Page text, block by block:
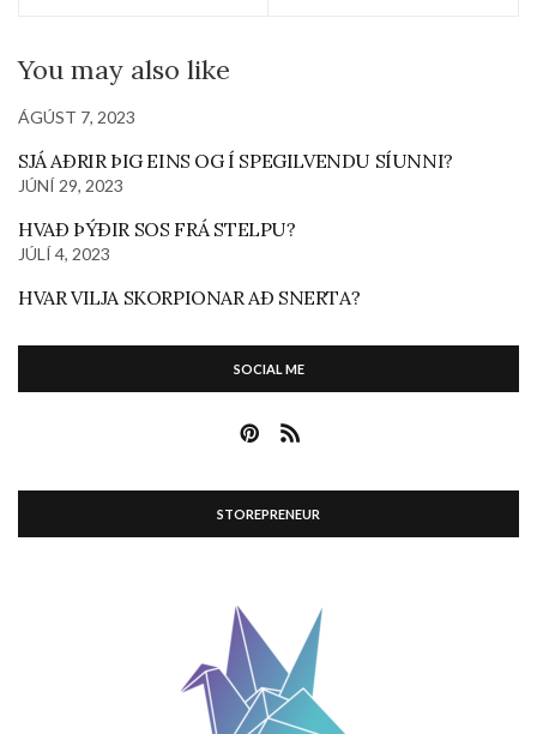
You may also like
ÁGÚST 7, 2023
SJÁ AÐRIR ÞIG EINS OG Í SPEGILVENDU SÍUNNI?
JÚNÍ 29, 2023
HVAÐ ÞÝÐIR SOS FRÁ STELPU?
JÚLÍ 4, 2023
HVAR VILJA SKORPIONAR AÐ SNERTA?
SOCIAL ME
STOREPRENEUR